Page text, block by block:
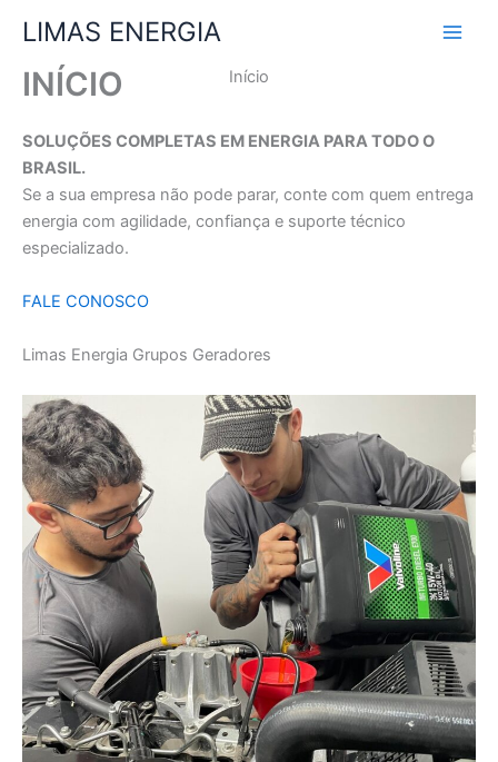
para
conteúdo
LIMAS ENERGIA
Início
INÍCIO
SOLUÇÕES COMPLETAS EM ENERGIA PARA TODO O
BRASIL.
Se a sua empresa não pode parar, conte com quem entrega
energia com agilidade, confiança e suporte técnico
especializado.
FALE CONOSCO
Limas Energia Grupos Geradores